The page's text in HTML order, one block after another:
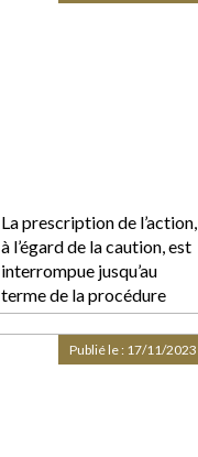
détention
La prescription de l’action,
à l’égard de la caution, est
interrompue jusqu’au
terme de la procédure
collective
Publié le : 17/11/2023